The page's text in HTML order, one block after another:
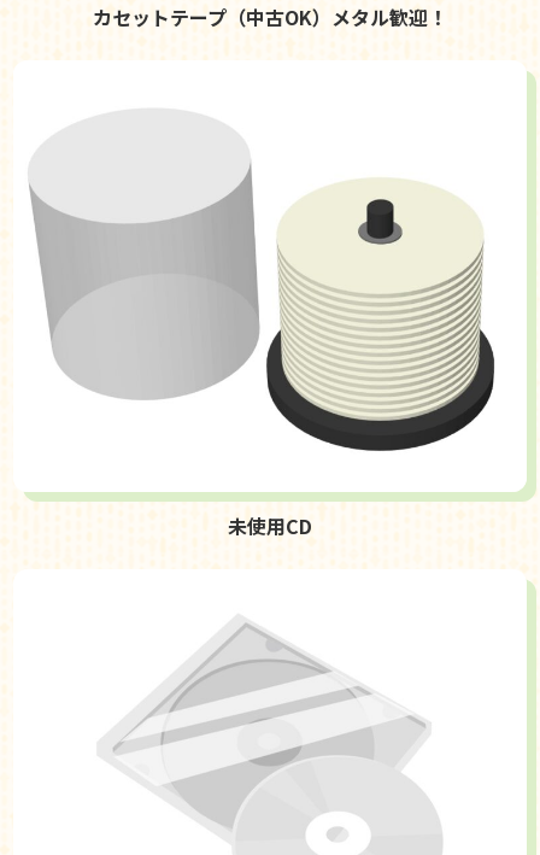
カセットテープ（中古OK）メタル歓迎！
未使用CD